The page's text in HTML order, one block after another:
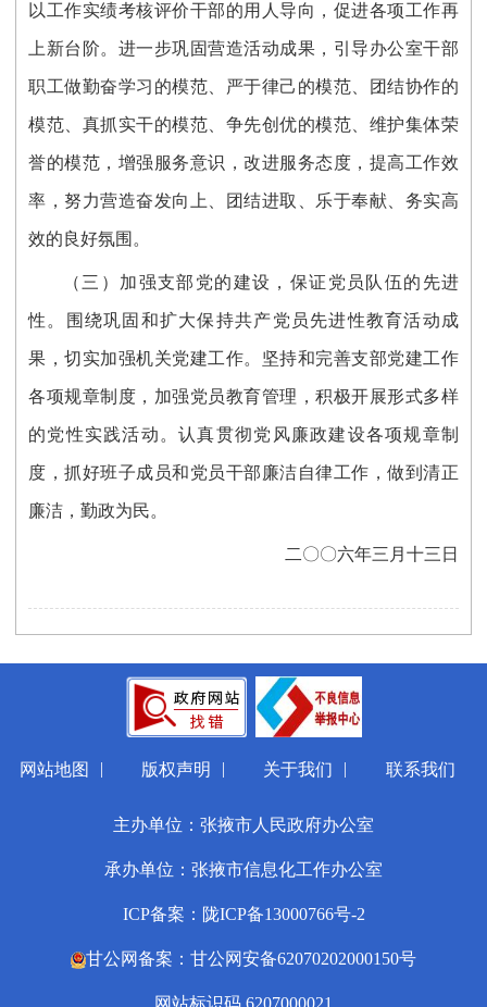
以工作实绩考核评价干部的用人导向，促进各项工作再
上新台阶。进一步巩固营造活动成果，引导办公室干部
职工做勤奋学习的模范、严于律己的模范、团结协作的
模范、真抓实干的模范、争先创优的模范、维护集体荣
誉的模范，增强服务意识，改进服务态度，提高工作效
率，努力营造奋发向上、团结进取、乐于奉献、务实高
效的良好氛围。
（三）加强支部党的建设，保证党员队伍的先进
性。围绕巩固和扩大保持共产党员先进性教育活动成
果，切实加强机关党建工作。坚持和完善支部党建工作
各项规章制度，加强党员教育管理，积极开展形式多样
的党性实践活动。认真贯彻党风廉政建设各项规章制
度，抓好班子成员和党员干部廉洁自律工作，做到清正
廉洁，勤政为民。
二〇〇六年三月十三日
网站地图 | 版权声明 | 关于我们 | 联系我们
主办单位：张掖市人民政府办公室
承办单位：张掖市信息化工作办公室
ICP备案：陇ICP备13000766号-2
甘公网备案：甘公网安备62070202000150号
网站标识码 6207000021